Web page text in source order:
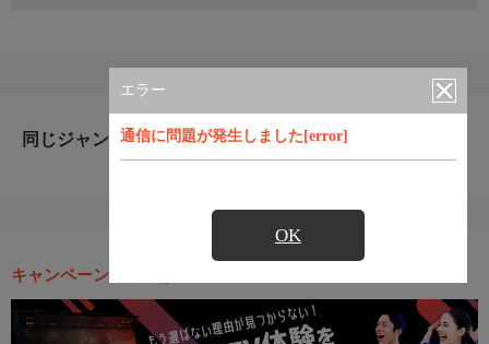
エラー
通信に問題が発生しました[error]
OK
同じジャンルのおすすめ番組
キャンペーン・お得な情報